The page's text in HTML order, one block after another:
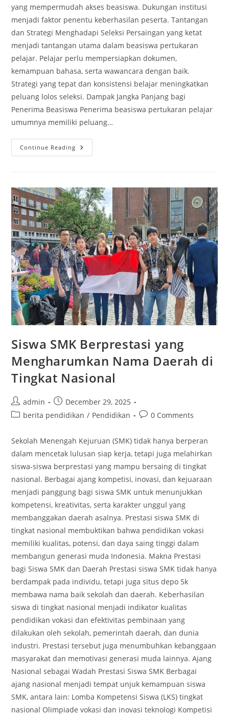
yang mempermudah akses beasiswa. Dukungan institusi
menjadi faktor penentu keberhasilan peserta. Tantangan
dan Strategi Menghadapi Seleksi Persaingan yang ketat
menjadi tantangan utama dalam beasiswa pertukaran
pelajar. Pelajar perlu mempersiapkan dokumen,
kemampuan bahasa, serta wawancara dengan baik.
Strategi yang tepat dan konsistensi belajar meningkatkan
peluang lolos seleksi. Dampak Jangka Panjang bagi
Penerima Beasiswa Penerima beasiswa pertukaran pelajar
umumnya memiliki peluang…
Continue Reading Beasiswa
Pertukaran
Yang
Banyak
Diminati
Tahun
Ini
Siswa SMK Berprestasi yang
Mengharumkan Nama Daerah di
Tingkat Nasional
Post
author:
admin
Post
published:
December 29, 2025
Postberita pendidikan / Pendidikan
Post0 Comments
Sekolah Menengah Kejuruan (SMK) tidak hanya berperan
dalam mencetak lulusan siap kerja, tetapi juga melahirkan
siswa-siswa berprestasi yang mampu bersaing di tingkat
nasional. Berbagai ajang kompetisi, inovasi, dan kejuaraan
menjadi panggung bagi siswa SMK untuk menunjukkan
kompetensi, kreativitas, serta karakter unggul yang
membanggakan daerah asalnya. Prestasi siswa SMK di
tingkat nasional membuktikan bahwa pendidikan vokasi
memiliki kualitas, potensi, dan daya saing tinggi dalam
membangun generasi muda Indonesia. Makna Prestasi
bagi Siswa SMK dan Daerah Prestasi siswa SMK tidak hanya
berdampak pada individu, tetapi juga situs depo 5k
membawa nama baik sekolah dan daerah. Keberhasilan
siswa di tingkat nasional menjadi indikator kualitas
pendidikan vokasi dan efektivitas pembinaan yang
dilakukan oleh sekolah, pemerintah daerah, dan dunia
industri. Prestasi tersebut juga menumbuhkan kebanggaan
masyarakat dan memotivasi generasi muda lainnya. Ajang
Nasional sebagai Wadah Prestasi Siswa SMK Berbagai
ajang nasional menjadi tempat unjuk kemampuan siswa
SMK, antara lain: Lomba Kompetensi Siswa (LKS) tingkat
nasional Olimpiade vokasi dan inovasi teknologi Kompetisi